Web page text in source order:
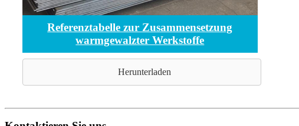
Referenztabelle zur Zusammensetzung
warmgewalzter Werkstoffe
Herunterladen